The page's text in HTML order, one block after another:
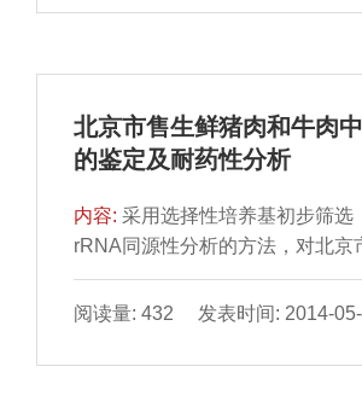
北京市售生鲜猪肉和牛肉
的鉴定及耐药性分析
内容:采用选择性培养基初步筛选
rRNA同源性分析的方法，对北京
及超市中所销售的生 鲜猪、牛肉
细菌的分布情况...
阅读量: 432 发表时间: 2014-